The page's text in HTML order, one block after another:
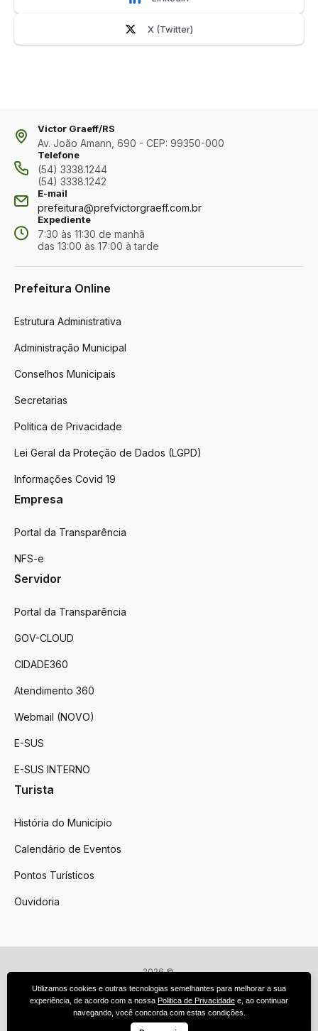
X (Twitter)
Victor Graeff/RS
Av. João Amann, 690 - CEP: 99350-000
Telefone
(54) 3338.1244
(54) 3338.1242
E-mail
prefeitura@prefvictorgraeff.com.br
Expediente
7:30 às 11:30 de manhã
das 13:00 às 17:00 à tarde
Prefeitura Online
Estrutura Administrativa
Administração Municipal
Conselhos Municipais
Secretarias
Politica de Privacidade
Lei Geral da Proteção de Dados (LGPD)
Informações Covid 19
Empresa
Portal da Transparência
NFS-e
Servidor
Portal da Transparência
GOV-CLOUD
CIDADE360
Atendimento 360
Webmail (NOVO)
E-SUS
E-SUS INTERNO
Turista
História do Município
Calendário de Eventos
Pontos Turísticos
Ouvidoria
2026 ©
Todos os direitos reservados.
Feito por upside.rs
Utilizamos cookies e outras tecnologias semelhantes para melhorar a sua
experiência, de acordo com a nossa Politica de Privacidade e, ao continuar
navegando, você concorda com estas condições.